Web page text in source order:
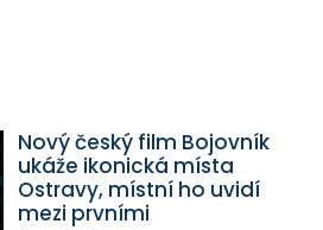
Nový český film Bojovník
ukáže ikonická místa
Ostravy, místní ho uvidí
mezi prvními